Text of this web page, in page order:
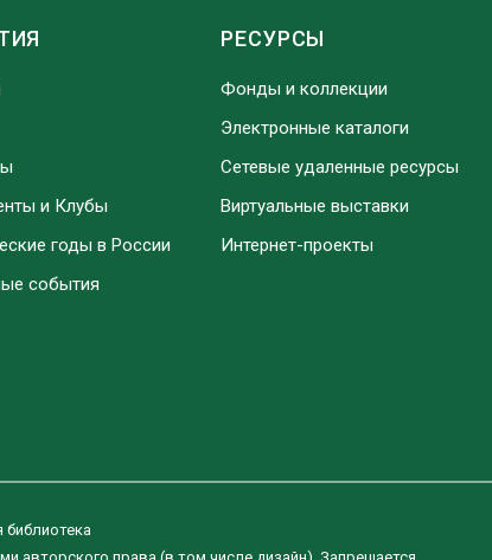
и Клубы
годы в России
события
РЕСУРСЫ
Фонды и коллекции
Электронные каталоги
Сетевые удаленные ресурсы
Виртуальные выставки
Интернет-проекты
библиотека